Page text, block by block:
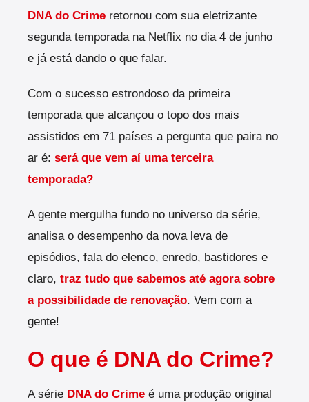
DNA do Crime retornou com sua eletrizante
segunda temporada na Netflix no dia 4 de junho
e já está dando o que falar.
Com o sucesso estrondoso da primeira
temporada que alcançou o topo dos mais
assistidos em 71 países a pergunta que paira no
ar é: será que vem aí uma terceira
temporada?
A gente mergulha fundo no universo da série,
analisa o desempenho da nova leva de
episódios, fala do elenco, enredo, bastidores e
claro, traz tudo que sabemos até agora sobre
a possibilidade de renovação. Vem com a
gente!
O que é DNA do Crime?
A série DNA do Crime é uma produção original